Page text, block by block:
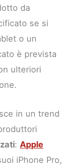
da
se si
o un
è prevista
ulteriori
in un trend
:Apple
iPhone Pro,